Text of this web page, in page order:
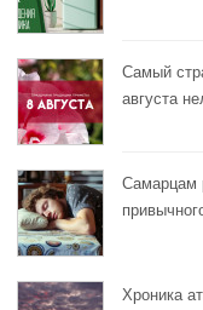
Самый
августа
Самарцам
Хроника